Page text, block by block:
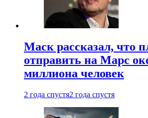
Маск рассказал, что
отправить на Марс
миллиона человек
2 года спустя2 года спустя